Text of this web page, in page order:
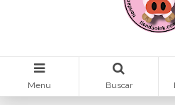
Menu Buscar